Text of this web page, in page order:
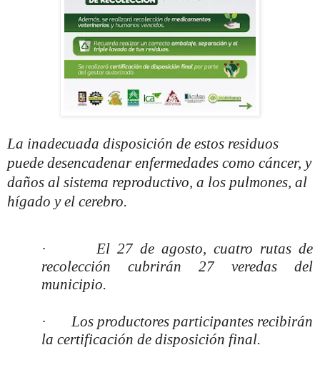
La inadecuada disposición de estos residuos
puede desencadenar enfermedades como cáncer, y
daños al sistema reproductivo, a los pulmones, al
hígado y el cerebro.
·
El 27 de agosto, cuatro rutas de
recolección cubrirán 27 veredas del
municipio.
·
Los productores participantes recibirán
la certificación de disposición final.